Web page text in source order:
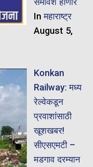
Inमहाराष्ट्र
August 5,
Konkan
Railway: मध्य
रेल्वेकडून
प्रवाशांसाठी
खूशखबर!
सीएसएमटी –
मडगाव दरम्यान